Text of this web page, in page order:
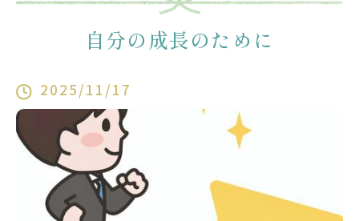
自分の成長のために
2025/11/17